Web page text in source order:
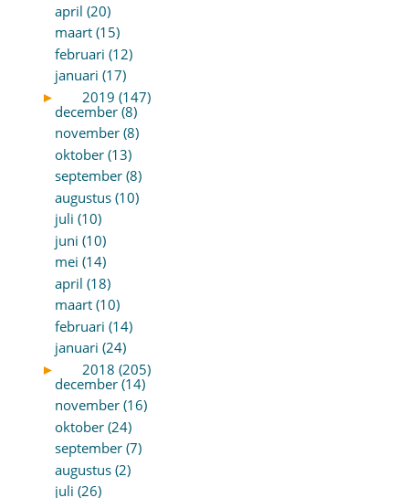
april (20)
maart (15)
februari (12)
januari (17)
►
2019 (147)
december (8)
november (8)
oktober (13)
september (8)
augustus (10)
juli (10)
juni (10)
mei (14)
april (18)
maart (10)
februari (14)
januari (24)
►
2018 (205)
december (14)
november (16)
oktober (24)
september (7)
augustus (2)
juli (26)